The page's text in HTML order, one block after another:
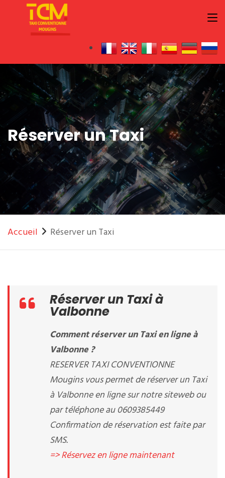
Réserver un Taxi
Accueil Réserver un Taxi
Réserver un Taxi à
Valbonne
Comment réserver un Taxi en ligne à
Valbonne ?
RESERVER TAXI CONVENTIONNE
Mougins vous permet de réserver un Taxi
à Valbonne en ligne sur notre siteweb ou
par téléphone au 0609385449
Confirmation de réservation est faite par
SMS.
=> Réservez en ligne maintenant